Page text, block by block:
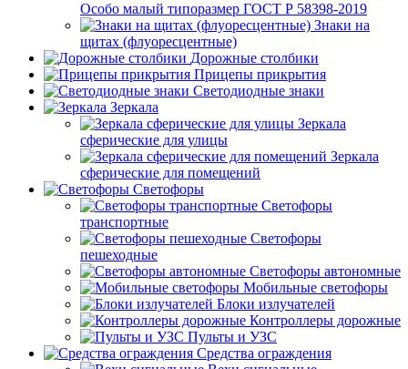
Особо малый типоразмер ГОСТ Р 58398-2019
Знаки на
щитах (флуоресцентные)
Дорожные столбики
Прицепы прикрытия
Светодиодные знаки
Зеркала
Зеркала
сферические для улицы
Зеркала
сферические для помещений
Светофоры
Светофоры
транспортные
Светофоры
пешеходные
Светофоры автономные
Мобильные светофоры
Блоки излучателей
Контроллеры дорожные
Пульты и УЗС
Средства ограждения